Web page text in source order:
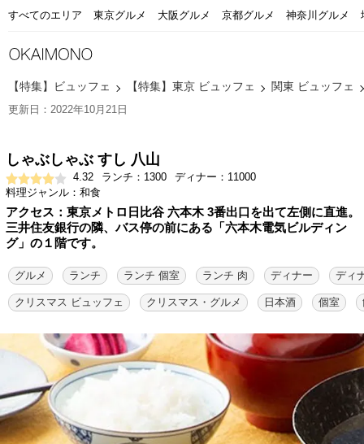
すべてのエリア 東京グルメ 大阪グルメ 京都グルメ 神奈川グルメ
【特集】ビュッフェ 【特集】東京 ビュッフェ 関東 ビュッフェ
更新日：2022年10月21日
しゃぶしゃぶ すし 八山
4.32 ランチ：1300
ディナー：11000
料理ジャンル：和食
アクセス：東京メトロ日比谷 六本木 3番出口を出て左側に直進。
三井住友銀行の隣、バス停の前にある「六本木電気ビルディン
グ」の１階です。
グルメ ランチ ランチ 個室 ランチ 肉 ディナー ディ
クリスマス ビュッフェ クリスマス・グルメ 日本酒 個室